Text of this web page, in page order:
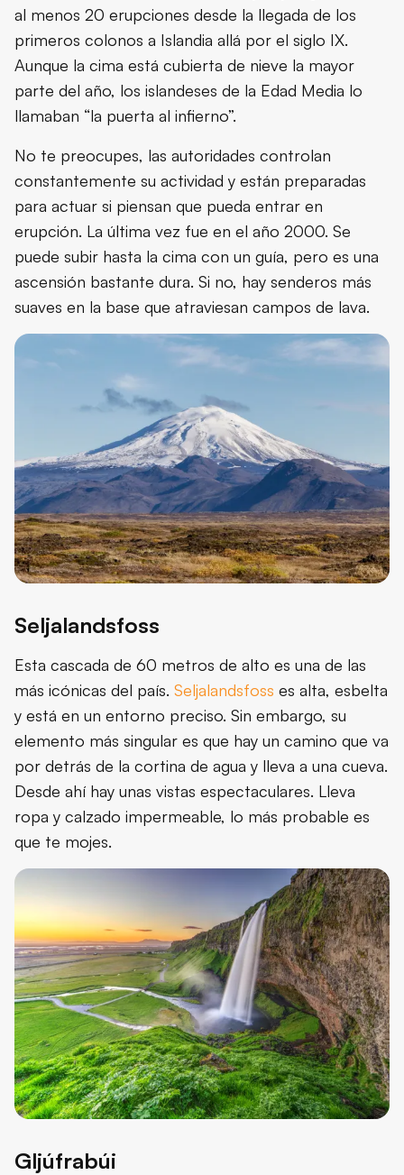
al menos 20 erupciones desde la llegada de los
primeros colonos a Islandia allá por el siglo IX.
Aunque la cima está cubierta de nieve la mayor
parte del año, los islandeses de la Edad Media lo
llamaban “la puerta al infierno”.
No te preocupes, las autoridades controlan
constantemente su actividad y están preparadas
para actuar si piensan que pueda entrar en
erupción. La última vez fue en el año 2000. Se
puede subir hasta la cima con un guía, pero es una
ascensión bastante dura. Si no, hay senderos más
suaves en la base que atraviesan campos de lava.
Seljalandsfoss
Esta cascada de 60 metros de alto es una de las
más icónicas del país. Seljalandsfoss es alta, esbelta
y está en un entorno preciso. Sin embargo, su
elemento más singular es que hay un camino que va
por detrás de la cortina de agua y lleva a una cueva.
Desde ahí hay unas vistas espectaculares. Lleva
ropa y calzado impermeable, lo más probable es
que te mojes.
Gljúfrabúi